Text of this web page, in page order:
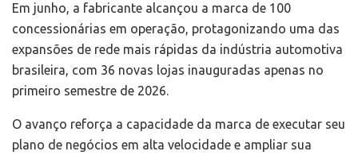
Em junho, a fabricante alcançou a marca de 100
concessionárias em operação, protagonizando uma das
expansões de rede mais rápidas da indústria automotiva
brasileira, com 36 novas lojas inauguradas apenas no
primeiro semestre de 2026.
O avanço reforça a capacidade da marca de executar seu
plano de negócios em alta velocidade e ampliar sua